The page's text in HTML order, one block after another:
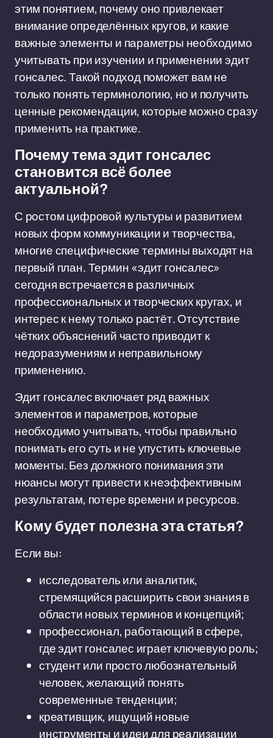
этим понятием, почему оно привлекает
внимание определённых кругов, и какие
важные элементы и параметры необходимо
учитывать при изучении и применении эдит
гонсалес. Такой подход поможет вам не
только понять терминологию, но и получить
ценные рекомендации, которые можно сразу
применить на практике.
Почему тема эдит гонсалес
становится всё более
актуальной?
С ростом цифровой культуры и развитием
новых форм коммуникации и творчества,
многие специфические термины выходят на
первый план. Термин «эдит гонсалес»
сегодня встречается в различных
профессиональных и творческих кругах, и
интерес к нему только растёт. Отсутствие
чётких объяснений часто приводит к
недоразумениям и неправильному
применению.
Эдит гонсалес включает ряд важных
элементов и параметров, которые
необходимо учитывать, чтобы правильно
понимать его суть и не упустить ключевые
моменты. Без должного понимания эти
нюансы могут привести к неэффективным
результатам, потере времени и ресурсов.
Кому будет полезна эта статья?
Если вы:
исследователь или аналитик,
стремящийся расширить свои знания в
области новых терминов и концепций;
профессионал, работающий в сфере,
где эдит гонсалес играет ключевую роль;
студент или просто любознательный
человек, желающий понять
современные тенденции;
креативщик, ищущий новые
инструменты и идеи для реализации